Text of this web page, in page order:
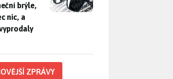
brýle,
nic, a
ZPRÁVY